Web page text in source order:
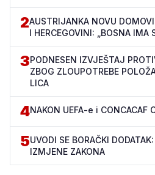
2AUSTRIJANKA NOVU
I HERCEGOVINI: „BOSNA IMA
3PODNESEN IZVJEŠTAJ
ZBOG ZLOUPOTREBE
LICA
4NAKON UEFA-e i CONCACAF
5UVODI SE BORAČKI
IZMJENE ZAKONA